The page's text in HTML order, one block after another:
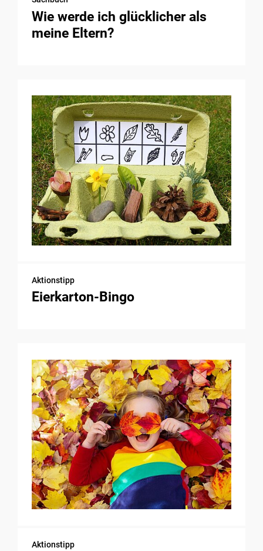
Wie werde ich glücklicher als
meine Eltern?
Aktionstipp
Eierkarton-Bingo
Aktionstipp